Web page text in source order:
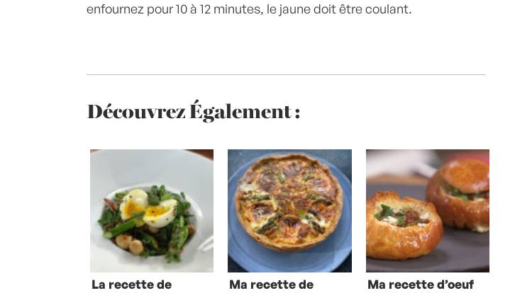
enfournez pour 10 à 12 minutes, le jaune doit être coulant.
Découvrez Également :
La recette de
Ma recette de
Ma recette d’oeuf